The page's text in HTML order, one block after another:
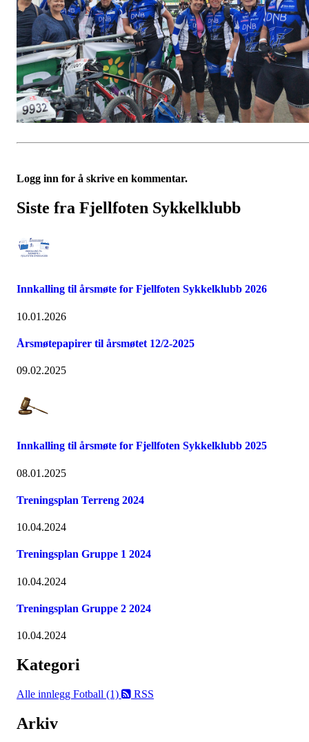
Logg inn for å skrive en kommentar.
Siste fra Fjellfoten Sykkelklubb
Innkalling til årsmøte for Fjellfoten Sykkelklubb 2026
10.01.2026
Årsmøtepapirer til årsmøtet 12/2-2025
09.02.2025
Innkalling til årsmøte for Fjellfoten Sykkelklubb 2025
08.01.2025
Treningsplan Terreng 2024
10.04.2024
Treningsplan Gruppe 1 2024
10.04.2024
Treningsplan Gruppe 2 2024
10.04.2024
Kategori
Alle innlegg Fotball (1) RSS
Arkiv